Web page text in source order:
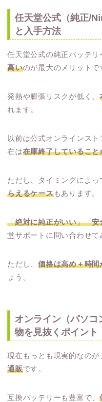
任天堂公式（純正/
と入手方法
任天堂公式の純正バッテリ
高いのが最大のメリットで
発熱や膨張リスクが低く、
れます。
以前は公式オンラインス
在は在庫終了していること
ただし、タイミングによっ
らえるケースもあります。
「絶対に純正がいい」「安
堂サポートに問い合わせて
ただし、価格は高め＋時間
ょう。
オンライン（パソ
物を見抜くポイント
現在もっとも現実的なの
通販です。
互換バッテリーも豊富で、